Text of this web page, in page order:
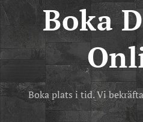
Boka
Boka plats i tid. Vi